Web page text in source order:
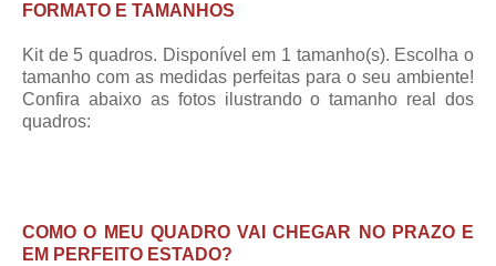
FORMATO E TAMANHOS
Kit de 5 quadros. Disponível em 1 tamanho(s). Escolha o
tamanho com as medidas perfeitas para o seu ambiente!
Confira abaixo as fotos ilustrando o tamanho real dos
quadros:
COMO O MEU QUADRO VAI CHEGAR NO PRAZO E
EM PERFEITO ESTADO?